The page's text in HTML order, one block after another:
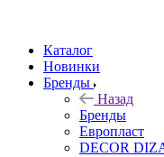
Каталог
Новинки
Бренды
Назад
Бренды
Европласт
DECOR